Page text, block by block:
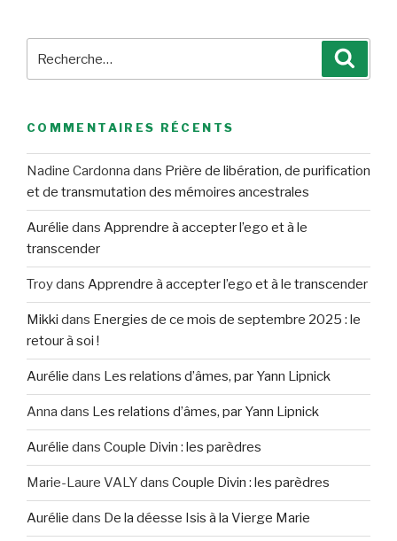
COMMENTAIRES RÉCENTS
Nadine Cardonna dans Prière de libération, de purification
et de transmutation des mémoires ancestrales
Aurélie dans Apprendre à accepter l’ego et à le
transcender
Troydans Apprendre à accepter l’ego et à le transcender
Mikki dans Energies de ce mois de septembre 2025 : le
retour à soi !
Aurélie dans Les relations d’âmes, par Yann Lipnick
Anna dans Les relations d’âmes, par Yann Lipnick
Aurélie dans Couple Divin : les parèdres
Marie-Laure VALYdans Couple Divin : les parèdres
Aurélie dans De la déesse Isis à la Vierge Marie